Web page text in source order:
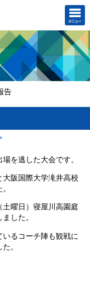
告
を逃した大会です。
阪国際大学滝井高校
曜日）寝屋川高園庭
した。
るコーチ陣も観戦に
。